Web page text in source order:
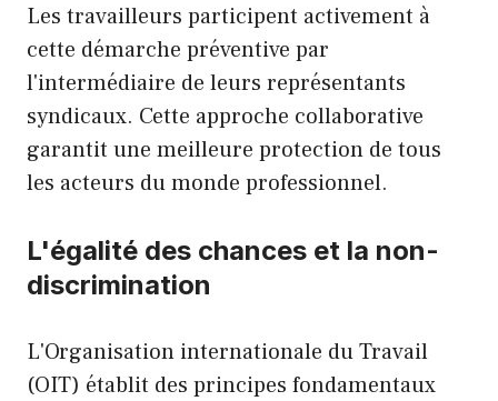
Les travailleurs participent activement à
cette démarche préventive par
l'intermédiaire de leurs représentants
syndicaux. Cette approche collaborative
garantit une meilleure protection de tous
les acteurs du monde professionnel.
L'égalité des chances et la non-
discrimination
L'Organisation internationale du Travail
(OIT) établit des principes fondamentaux